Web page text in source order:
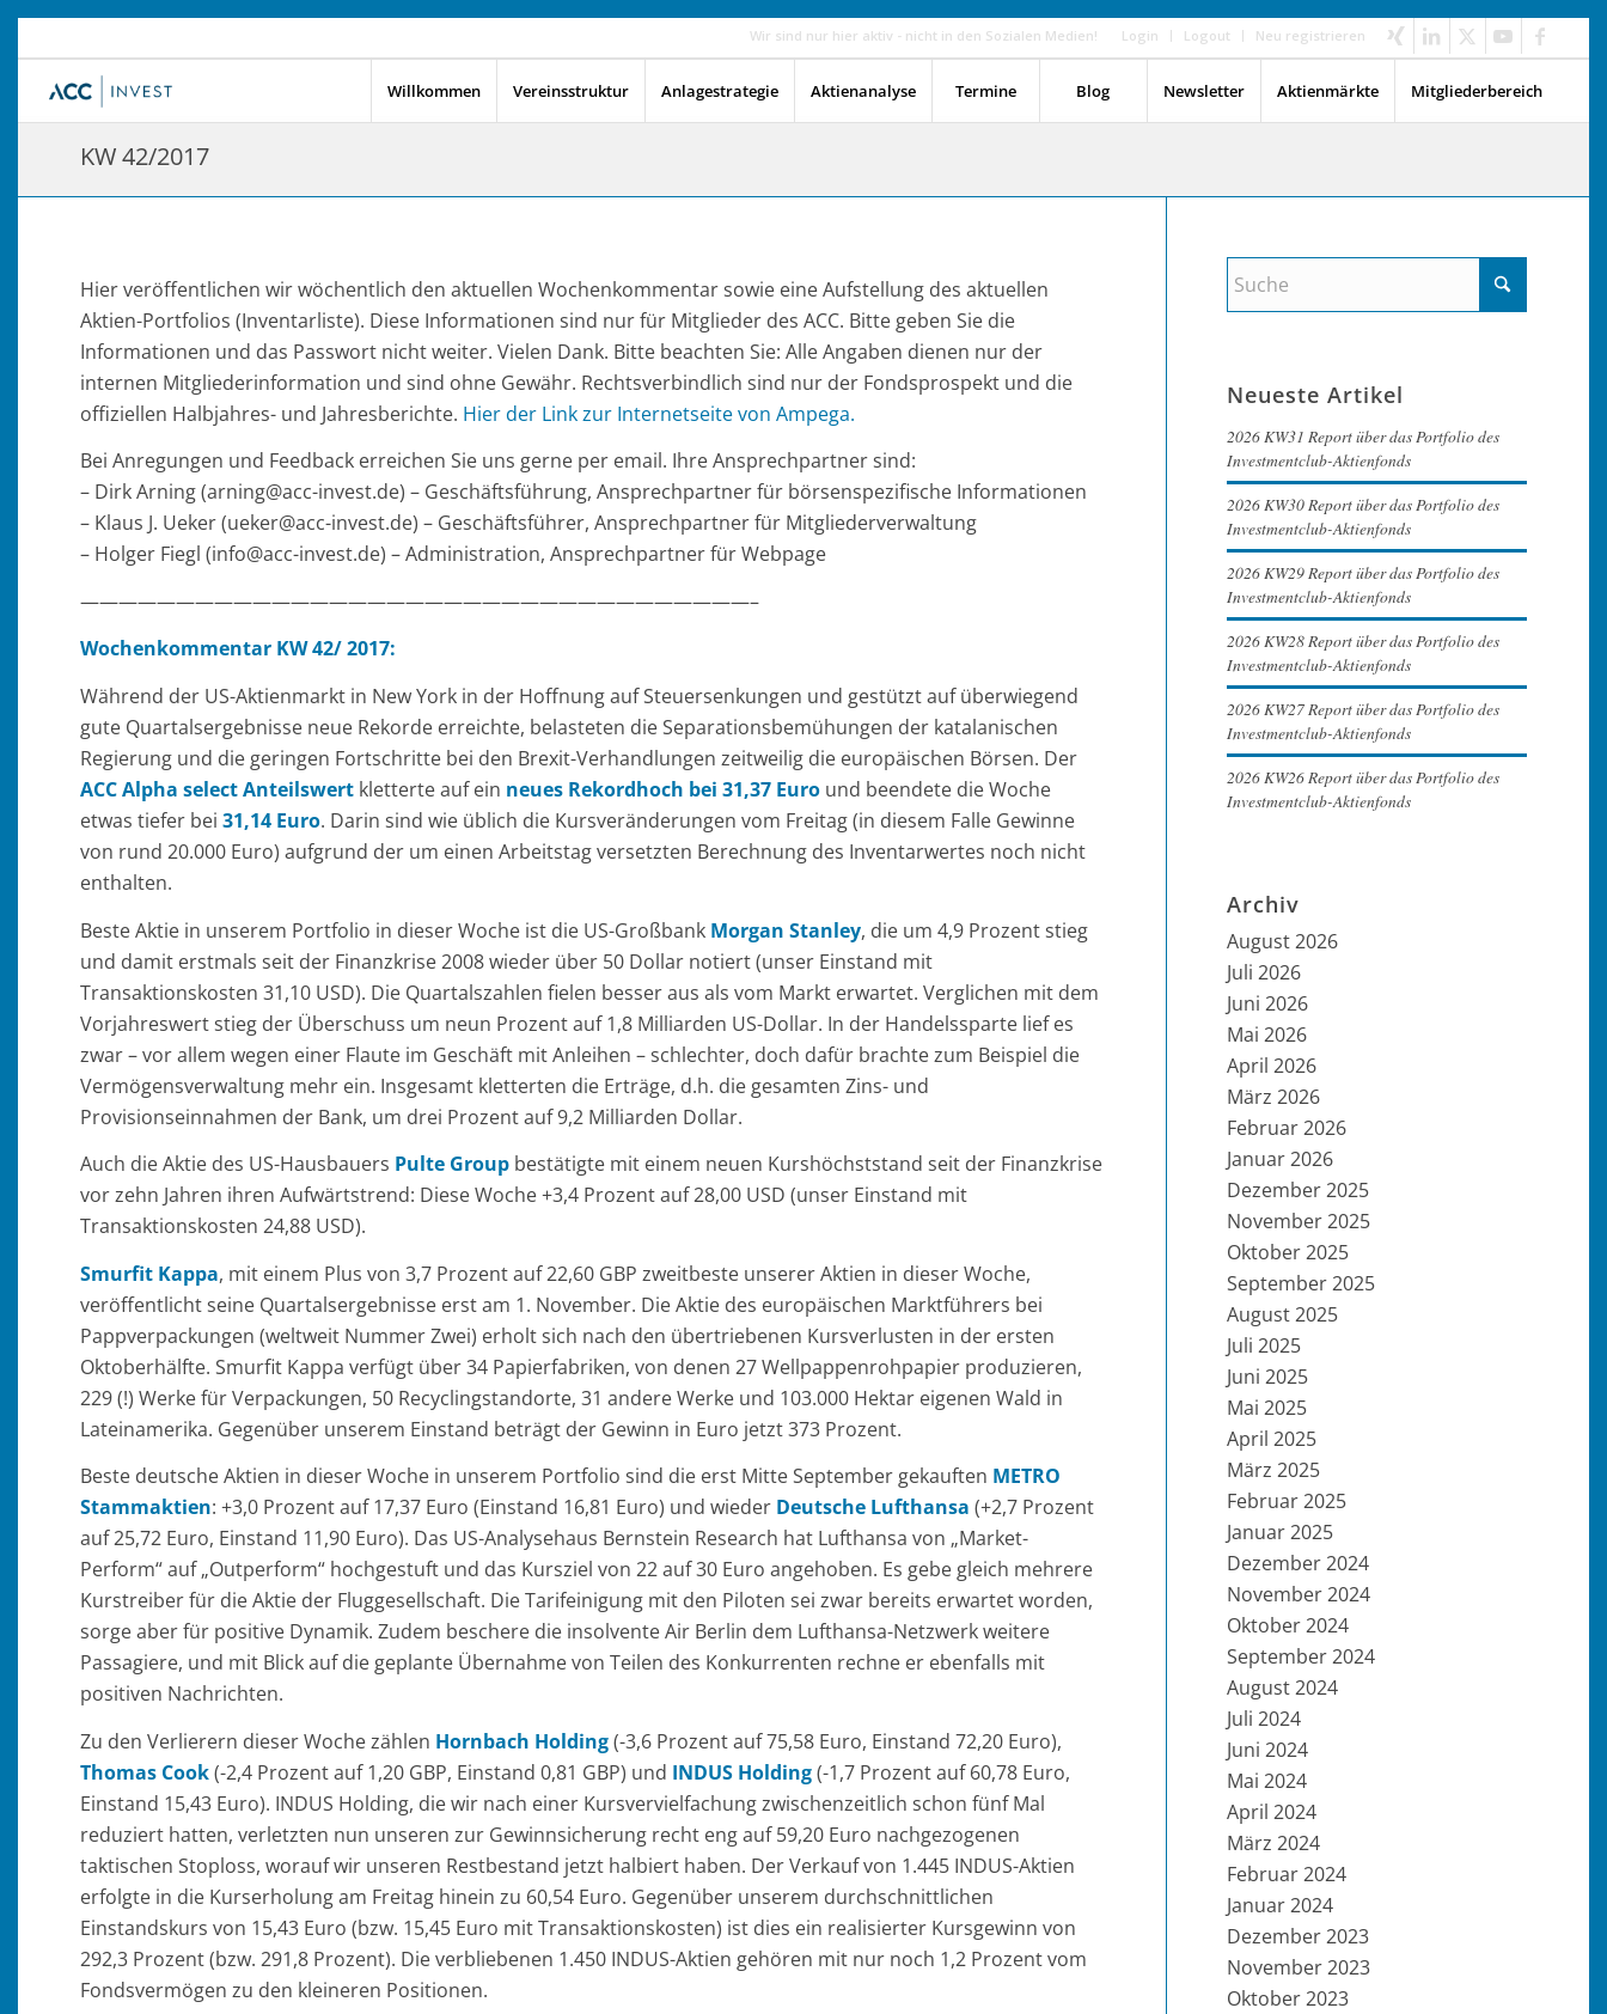
Login Logout Neu registrieren
Wir sind nur hier aktiv - nicht in den Sozialen Medien!
Willkommen Vereinsstruktur Anlagestrategie Aktienanalyse Termine Blog Newsletter Aktienmärkte Mitgliederbereich
KW 42/2017
Hier veröffentlichen wir wöchentlich den aktuellen Wochenkommentar sowie eine Aufstellung des aktuellen
Aktien-Portfolios (Inventarliste). Diese Informationen sind nur für Mitglieder des ACC. Bitte geben Sie die
Informationen und das Passwort nicht weiter. Vielen Dank. Bitte beachten Sie: Alle Angaben dienen nur der
internen Mitgliederinformation und sind ohne Gewähr. Rechtsverbindlich sind nur der Fondsprospekt und die
offiziellen Halbjahres- und Jahresberichte. Hier der Link zur Internetseite von Ampega.
Bei Anregungen und Feedback erreichen Sie uns gerne per email. Ihre Ansprechpartner sind:
– Dirk Arning (arning@acc-invest.de) – Geschäftsführung, Ansprechpartner für börsenspezifische Informationen
– Klaus J. Ueker (ueker@acc-invest.de) – Geschäftsführer, Ansprechpartner für Mitgliederverwaltung
– Holger Fiegl (info@acc-invest.de) – Administration, Ansprechpartner für Webpage
———————————————————————————————————–
Wochenkommentar KW 42/ 2017:
Während der US-Aktienmarkt in New York in der Hoffnung auf Steuersenkungen und gestützt auf überwiegend
gute Quartalsergebnisse neue Rekorde erreichte, belasteten die Separationsbemühungen der katalanischen
Regierung und die geringen Fortschritte bei den Brexit-Verhandlungen zeitweilig die europäischen Börsen. Der
ACC Alpha select Anteilswert kletterte auf ein neues Rekordhoch bei 31,37 Euro und beendete die Woche
etwas tiefer bei 31,14 Euro. Darin sind wie üblich die Kursveränderungen vom Freitag (in diesem Falle Gewinne
von rund 20.000 Euro) aufgrund der um einen Arbeitstag versetzten Berechnung des Inventarwertes noch nicht
enthalten.
Beste Aktie in unserem Portfolio in dieser Woche ist die US-Großbank Morgan Stanley, die um 4,9 Prozent stieg
und damit erstmals seit der Finanzkrise 2008 wieder über 50 Dollar notiert (unser Einstand mit
Transaktionskosten 31,10 USD). Die Quartalszahlen fielen besser aus als vom Markt erwartet. Verglichen mit dem
Vorjahreswert stieg der Überschuss um neun Prozent auf 1,8 Milliarden US-Dollar. In der Handelssparte lief es
zwar – vor allem wegen einer Flaute im Geschäft mit Anleihen – schlechter, doch dafür brachte zum Beispiel die
Vermögensverwaltung mehr ein. Insgesamt kletterten die Erträge, d.h. die gesamten Zins- und
Provisionseinnahmen der Bank, um drei Prozent auf 9,2 Milliarden Dollar.
Auch die Aktie des US-Hausbauers Pulte Group bestätigte mit einem neuen Kurshöchststand seit der Finanzkrise
vor zehn Jahren ihren Aufwärtstrend: Diese Woche +3,4 Prozent auf 28,00 USD (unser Einstand mit
Transaktionskosten 24,88 USD).
Smurfit Kappa, mit einem Plus von 3,7 Prozent auf 22,60 GBP zweitbeste unserer Aktien in dieser Woche,
veröffentlicht seine Quartalsergebnisse erst am 1. November. Die Aktie des europäischen Marktführers bei
Pappverpackungen (weltweit Nummer Zwei) erholt sich nach den übertriebenen Kursverlusten in der ersten
Oktoberhälfte. Smurfit Kappa verfügt über 34 Papierfabriken, von denen 27 Wellpappenrohpapier produzieren,
229 (!) Werke für Verpackungen, 50 Recyclingstandorte, 31 andere Werke und 103.000 Hektar eigenen Wald in
Lateinamerika. Gegenüber unserem Einstand beträgt der Gewinn in Euro jetzt 373 Prozent.
Beste deutsche Aktien in dieser Woche in unserem Portfolio sind die erst Mitte September gekauften METRO
Stammaktien: +3,0 Prozent auf 17,37 Euro (Einstand 16,81 Euro) und wieder Deutsche Lufthansa (+2,7 Prozent
auf 25,72 Euro, Einstand 11,90 Euro). Das US-Analysehaus Bernstein Research hat Lufthansa von „Market-
Perform“ auf „Outperform“ hochgestuft und das Kursziel von 22 auf 30 Euro angehoben. Es gebe gleich mehrere
Kurstreiber für die Aktie der Fluggesellschaft. Die Tarifeinigung mit den Piloten sei zwar bereits erwartet worden,
sorge aber für positive Dynamik. Zudem beschere die insolvente Air Berlin dem Lufthansa-Netzwerk weitere
Passagiere, und mit Blick auf die geplante Übernahme von Teilen des Konkurrenten rechne er ebenfalls mit
positiven Nachrichten.
Zu den Verlierern dieser Woche zählen Hornbach Holding(-3,6 Prozent auf 75,58 Euro, Einstand 72,20 Euro),
Thomas Cook(-2,4 Prozent auf 1,20 GBP, Einstand 0,81 GBP) und INDUS Holding(-1,7 Prozent auf 60,78 Euro,
Einstand 15,43 Euro). INDUS Holding, die wir nach einer Kursvervielfachung zwischenzeitlich schon fünf Mal
reduziert hatten, verletzten nun unseren zur Gewinnsicherung recht eng auf 59,20 Euro nachgezogenen
taktischen Stoploss, worauf wir unseren Restbestand jetzt halbiert haben. Der Verkauf von 1.445 INDUS-Aktien
erfolgte in die Kurserholung am Freitag hinein zu 60,54 Euro. Gegenüber unserem durchschnittlichen
Einstandskurs von 15,43 Euro (bzw. 15,45 Euro mit Transaktionskosten) ist dies ein realisierter Kursgewinn von
292,3 Prozent (bzw. 291,8 Prozent). Die verbliebenen 1.450 INDUS-Aktien gehören mit nur noch 1,2 Prozent vom
Fondsvermögen zu den kleineren Positionen.
Neueste Artikel
2026 KW31 Report über das Portfolio des
Investmentclub-Aktienfonds
2026 KW30 Report über das Portfolio des
Investmentclub-Aktienfonds
2026 KW29 Report über das Portfolio des
Investmentclub-Aktienfonds
2026 KW28 Report über das Portfolio des
Investmentclub-Aktienfonds
2026 KW27 Report über das Portfolio des
Investmentclub-Aktienfonds
2026 KW26 Report über das Portfolio des
Investmentclub-Aktienfonds
Archiv
August 2026
Juli 2026
Juni 2026
Mai 2026
April 2026
März 2026
Februar 2026
Januar 2026
Dezember 2025
November 2025
Oktober 2025
September 2025
August 2025
Juli 2025
Juni 2025
Mai 2025
April 2025
März 2025
Februar 2025
Januar 2025
Dezember 2024
November 2024
Oktober 2024
September 2024
August 2024
Juli 2024
Juni 2024
Mai 2024
April 2024
März 2024
Februar 2024
Januar 2024
Dezember 2023
November 2023
Oktober 2023